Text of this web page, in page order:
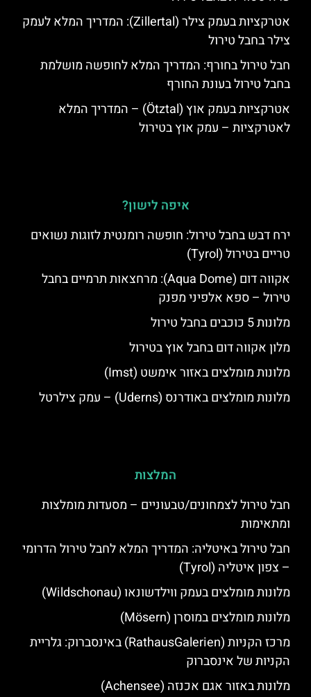
אטרקציות בעמק צילר (Zillertal): המדריך המלא לעמק
צילר בחבל טירול
חבל טירול בחורף: המדריך המלא לחופשה מושלמת
בחבל טירול בעונת החורף
אטרקציות בעמק אוץ (Ötztal) – המדריך המלא
לאטרקציות – עמק אוץ בטירול
איפה לישון?
ירח דבש בחבל טירול: חופשה רומנטית לזוגות נשואים
טריים בטירול (Tyrol)
אקווה דום (Aqua Dome): מרחצאות תרמיים בחבל
טירול – ספא אלפיני מפנק
מלונות 5 כוכבים בחבל טירול
מלון אקווה דום בחבל אוץ בטירול
מלונות מומלצים באזור אימשט (Imst)
מלונות מומלצים באודרנס (Uderns) – עמק צילרטל
המלצות
חבל טירול לצמחונים/טבעוניים – מסעדות מומלצות
ומתאימות
חבל טירול באיטליה: המדריך המלא לחבל טירול הדרומי
– צפון איטליה (Tyrol)
מלונות מומלצים בעמק ווילדשונאו (Wildschonau)
מלונות מומלצים במוסרן (Mösern)
מרכז הקניות (RathausGalerien) באינסברוק: גלריית
הקניות של אינסברוק
מלונות באזור אגם אכנזה (Achensee)